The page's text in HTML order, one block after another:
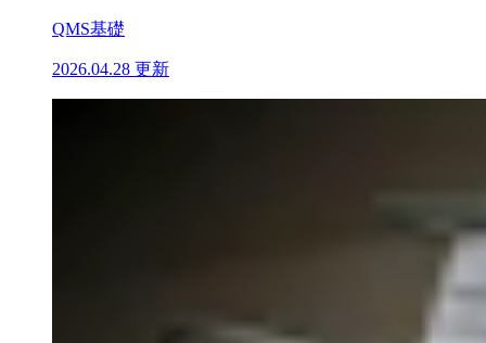
QMS基礎
2026.04.28 更新